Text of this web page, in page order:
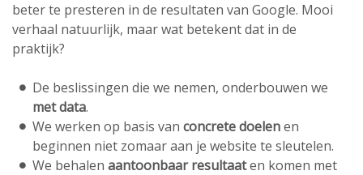
beter te presteren in de resultaten van Google. Mooi
verhaal natuurlijk, maar wat betekent dat in de
praktijk?
De beslissingen die we nemen, onderbouwen we
met data.
We werken op basis van concrete doelenen
beginnen niet zomaar aan je website te sleutelen.
We behalen aantoonbaar resultaaten komen met